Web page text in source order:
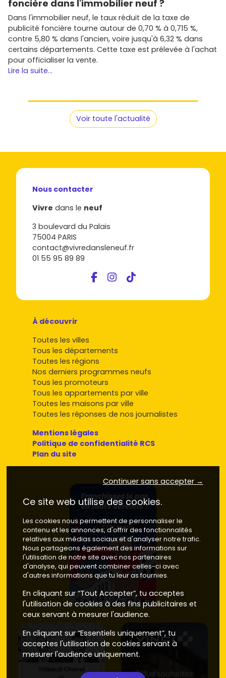
foncière dans l'immobilier neuf ?
Dans l'immobilier neuf, le taux réduit de la taxe de
publicité foncière tourne autour de 0,70 % à 0,715 %,
contre 5,80 % dans l'ancien, voire jusqu'à 6,32 % dans
certains départements. Cette taxe est prélevée à l'achat
pour officialiser la vente.
Lire la suite...
Voir toute l'actualité
Nous contacter
Vivre dans le neuf
3 boulevard du Palais
75004 PARIS
contact@vivredansleneuf.fr
01 55 95 89 89
À découvrir
Toutes les villes
Tous les départements
Toutes les régions
Nos derniers programmes neufs
Tous les promoteurs
Tous les appartements par ville
Toutes les maisons par ville
Toutes les réponses de nos journalistes
Mentions légales
Politique de confidentialité RCS
Plan du site
Continuer sans accepter →
Ce site web utilise des cookies.
Les cookies nous permettent de personnaliser le
contenu et les annonces, d'offrir des fonctionnalités
relatives aux médias sociaux et d'analyser notre trafic.
Nous partageons également des informations sur
l'utilisation de notre site avec nos partenaires
d'analyse, qui peuvent combiner celles-ci avec
d'autres informations que tu leur as fournies.
En cliquant sur “Tout Accepter”, tu acceptes
l'utilisation de cookies à des fins publicitaires et
ceux servant à mesurer l'audience.
En cliquant sur “Essentiels uniquement”, tu
acceptes l'utilisation de cookies servant à
mesurer l'audience uniquement.